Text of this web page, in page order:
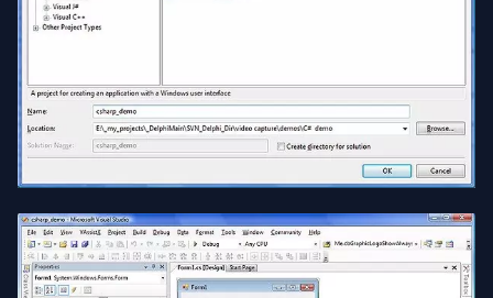
Arlo
Eufy Security
Tenda
Mercusys